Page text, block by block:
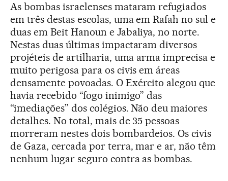
As bombas israelenses mataram refugiados
em três destas escolas, uma em Rafah no sul e
duas em Beit Hanoun e Jabaliya, no norte.
Nestas duas últimas impactaram diversos
projéteis de artilharia, uma arma imprecisa e
muito perigosa para os civis em áreas
densamente povoadas. O Exército alegou que
havia recebido “fogo inimigo” das
“imediações” dos colégios. Não deu maiores
detalhes. No total, mais de 35 pessoas
morreram nestes dois bombardeios. Os civis
de Gaza, cercada por terra, mar e ar, não têm
nenhum lugar seguro contra as bombas.